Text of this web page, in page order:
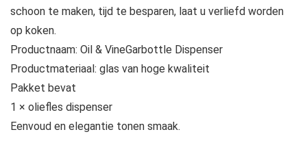
schoon te maken, tijd te besparen, laat u verliefd worden
op koken.
Productnaam: Oil & VineGarbottle Dispenser
Productmateriaal: glas van hoge kwaliteit
Pakket bevat
1 × oliefles dispenser
Eenvoud en elegantie tonen smaak.